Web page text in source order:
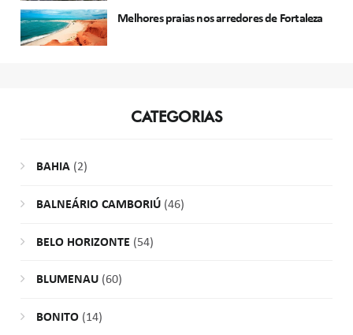
Melhores praias nos arredores de Fortaleza
CATEGORIAS
BAHIA(2)
BALNEÁRIO CAMBORIÚ(46)
BELO HORIZONTE (54)
BLUMENAU(60)
BONITO(14)